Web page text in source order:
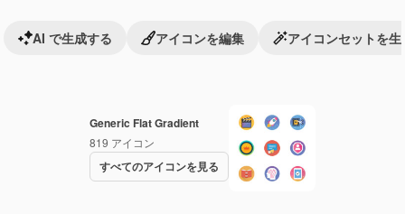
Generic Flat Gradient
819 アイコン
すべてのアイコンを見る
AI で生成する アイコンを編集 アイコンセットを生